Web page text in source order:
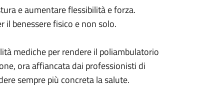
e aumentare flessibilità e forza.
benessere fisico e non solo.
mediche per rendere il poliambulatorio
ora affiancata dai professionisti di
sempre più concreta la salute.